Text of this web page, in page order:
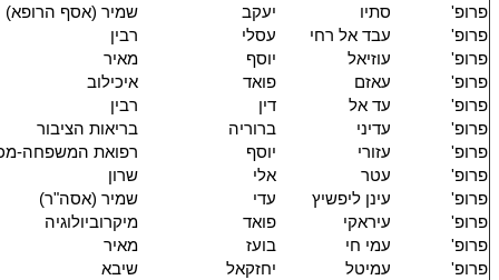
פרופ'
סתיו יעקב
שמיר (אסף הרופא)
פרופ'
עבד אל רחי עסלי
רבין
פרופ'
עוזיאל יוסף
מאיר
פרופ'
עאזם פואד
איכילוב
פרופ'
עד אל דין
רבין
פרופ'
עדיני ברוריה
בריאות הציבור
פרופ'
עזורי יוסף
רפואת המשפחה-
פרופ'
עטר אלי
שרון
פרופ'
עינן ליפשיץ עדי
שמיר (אסה"ר)
פרופ'
עיראקי פואד
מיקרוביולוגיה
פרופ'
עמי חי בועז
מאיר
פרופ'
עמיטל יחזקאל
שיבא